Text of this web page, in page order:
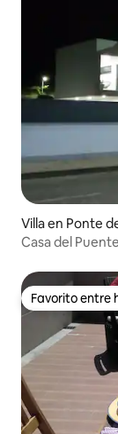
Villa en Ponte
Casa del Puente
Favorito entre
Favorito entre